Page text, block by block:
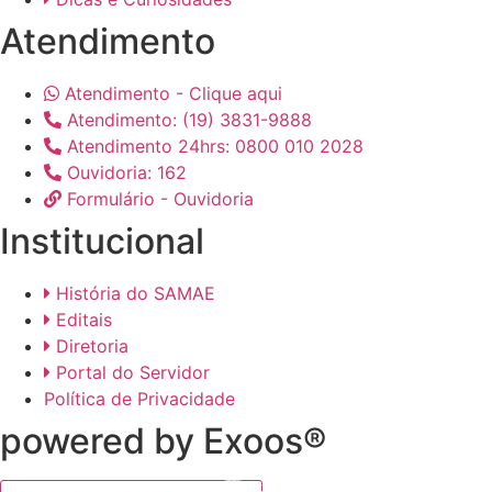
Atendimento
Atendimento - Clique aqui
Atendimento: (19) 3831-9888
Atendimento 24hrs: 0800 010 2028
Ouvidoria: 162
Formulário - Ouvidoria
Institucional
História do SAMAE
Editais
Diretoria
Portal do Servidor
Política de Privacidade
powered by Exoos®